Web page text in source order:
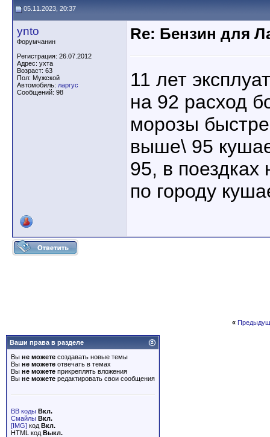
05.11.2023, 20:37
ynto
Форумчанин
Регистрация: 26.07.2012
Адрес: ухта
Возраст: 63
Пол: Мужской
Автомобиль: ларгус
Сообщений: 98
Re: Бензин для
11 лет
на 92 расход
морозы
выше\ 95
95, в
по городу
«
Ваши права в разделе
Вы не можете создавать новые темы
Вы не можете отвечать в темах
Вы не можете прикреплять вложения
Вы не можете редактировать свои сообщения
BB коды Вкл.
Смайлы Вкл.
[IMG] код Вкл.
HTML код Выкл.